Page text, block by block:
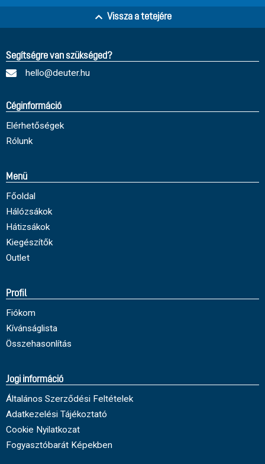
Vissza a tetejére
Segítségre van szükséged?
hello@deuter.hu
Céginformáció
Elérhetőségek
Rólunk
Menü
Főoldal
Hálózsákok
Hátizsákok
Kiegészítők
Outlet
Profil
Fiókom
Kívánságlista
Összehasonlítás
Jogi információ
Általános Szerződési Feltételek
Adatkezelési Tájékoztató
Cookie Nyilatkozat
Fogyasztóbarát Képekben